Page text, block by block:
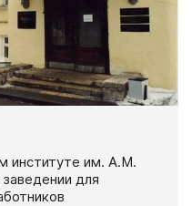
институте им. А.М.
для